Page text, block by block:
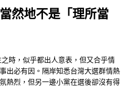
然地不是「理所當
時，似乎都出人意表，但又合乎情
出必有因。隔岸知悉台灣大選群情熱
熱烈，但另一邊小黨在選後卻沒有得